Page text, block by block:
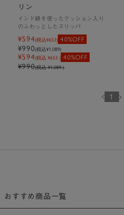
リン
インド綿を使ったクッション入り
のふわっとしたスリッパ
¥594(税込¥653) 40%OFF
¥990(税込¥1,089)
¥594(税込 ¥653 ) 40%OFF
¥990(税込 ¥1,089 )
1
おすすめ商品一覧